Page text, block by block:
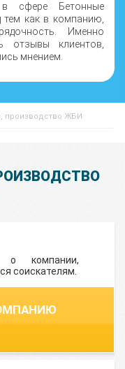
в сфере Бетонные
как в компанию,
Именно
отзывы клиентов,
мнением.
производство ЖБИ
о компании,
соискателям.